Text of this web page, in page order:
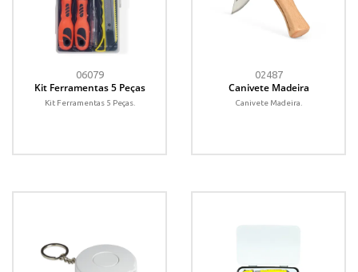
06079
Kit Ferramentas 5 Peças
Kit Ferramentas 5 Peças.
02487
Canivete Madeira
Canivete Madeira.